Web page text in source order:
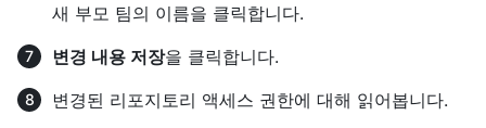
새 부모 팀의 이름을 클릭합니다.
변경 내용 저장을 클릭합니다.
변경된 리포지토리 액세스 권한에 대해 읽어봅니다.